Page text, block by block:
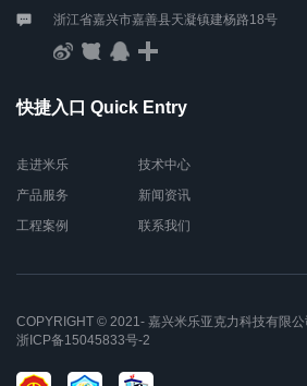
浙江省嘉兴市嘉善县天凝镇建杨路18号
快捷入口 Quick Entry
走进米乐
产品服务
工程案例
技术中心
新闻资讯
联系我们
COPYRIGHT © 2021- 嘉兴米乐亚克力科技有限
浙ICP备15045833号-2